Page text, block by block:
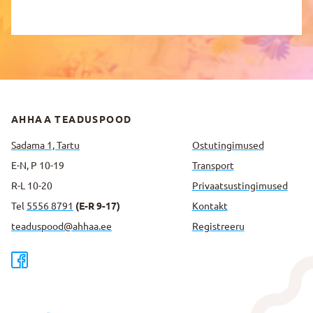
AHHAA TEADUSPOOD
Sadama 1, Tartu
E-N, P 10-19
R-L 10-20
Tel 5556 8791 (E-R 9-17)
teaduspood@ahhaa.ee
Ostutingimused
Transport
Privaatsus­tingimused
Kontakt
Registreeru